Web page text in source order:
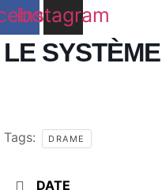
Instagram
LE
Tags: DRAME
DATE